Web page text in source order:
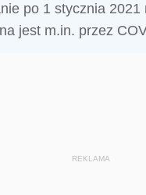
po 1 stycznia 2021
jest m.in. przez
REKLAMA